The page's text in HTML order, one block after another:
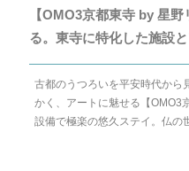
【OMO3京都東寺 by 星
る。東寺に特化した施設
古都のうつろいを平安時代から
かく、アートに魅せる【OMO3
設備で極楽の悠久ステイ。仏の